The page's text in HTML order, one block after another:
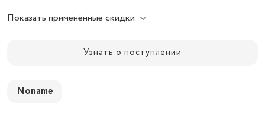
Показать применённые скидки
Узнать о поступлении
Noname